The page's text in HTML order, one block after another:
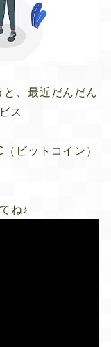
、最近だんだん
ス
ビットコイン）
ね♪